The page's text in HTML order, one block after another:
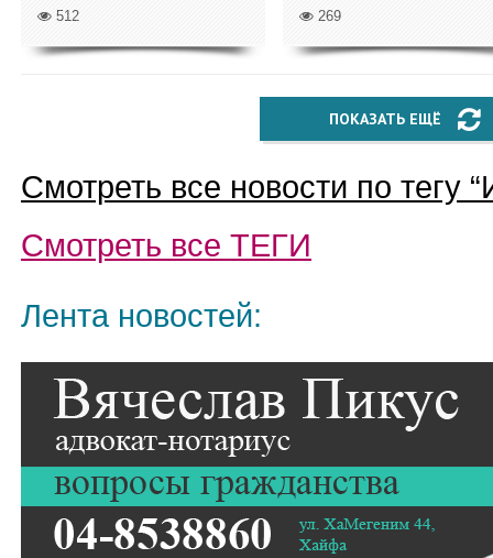
512 269
ПОКАЗАТЬ ЕЩЁ
Смотреть все новости по тегу “
Смотреть все ТЕГИ
Лента новостей: